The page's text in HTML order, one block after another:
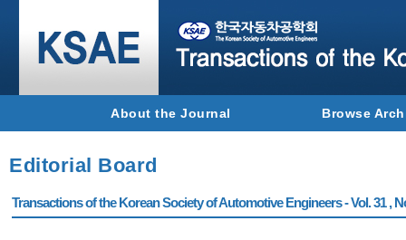
About the Journal Browse
Editorial Board
Transactions of the Korean Society of Automotive Engineers - Vol. 31 ,